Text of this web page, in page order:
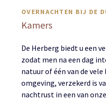
OVERNACHTEN BIJ DE
Kamers
De Herberg biedt u een
zodat men na een dag
natuur of één van de vele
omgeving, verzekerd is
nachtrust in een van